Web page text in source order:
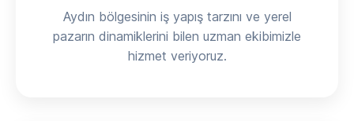
Aydın bölgesinin iş yapış tarzını ve yerel
pazarın dinamiklerini bilen uzman ekibimizle
hizmet veriyoruz.